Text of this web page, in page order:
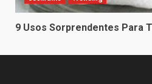
9 Usos Sorprendentes Para